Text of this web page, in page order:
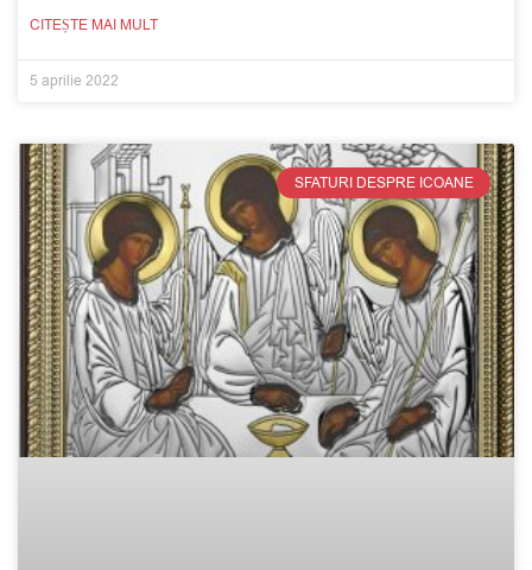
CITEȘTE MAI MULT
5 aprilie 2022
SFATURI DESPRE ICOANE